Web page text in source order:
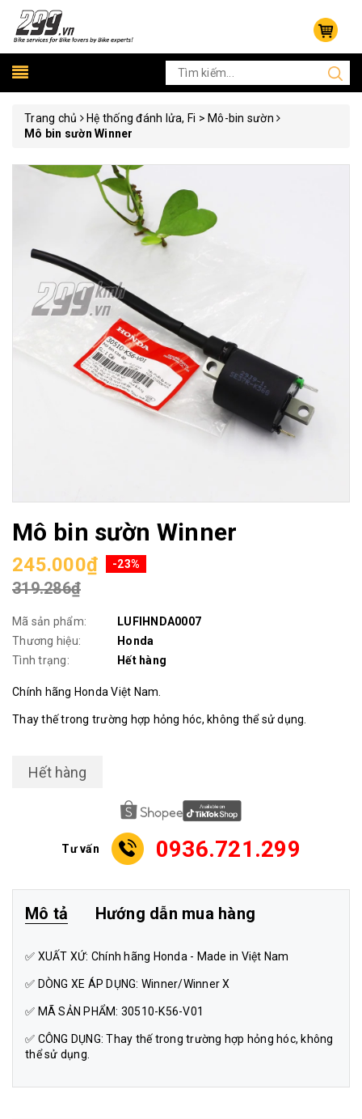
Trang chủ
Hệ thống đánh lửa, Fi > Mô-bin sườn
Mô bin sườn Winner
Mô bin sườn Winner
245.000₫ -23%
319.286₫
Mã sản phẩm:
LUFIHNDA0007
Thương hiệu:
Honda
Tình trạng:
Hết hàng
Chính hãng Honda Việt Nam.
Thay thế trong trường hợp hỏng hóc, không thể sử dụng.
Hết hàng
Tư vấn 0936.721.299
Mô tả Hướng dẫn mua hàng
✅ XUẤT XỨ: Chính hãng Honda - Made in Việt Nam
✅ DÒNG XE ÁP DỤNG: Winner/Winner X
✅ MÃ SẢN PHẨM: 30510-K56-V01
✅ CÔNG DỤNG: Thay thế trong trường hợp hỏng hóc, không
thể sử dụng.